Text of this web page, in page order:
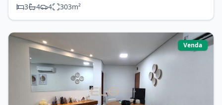
3 4 4 303m²
Venda